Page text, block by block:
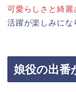
可愛らしさと綺麗
活躍が楽しみにな
娘役の出番